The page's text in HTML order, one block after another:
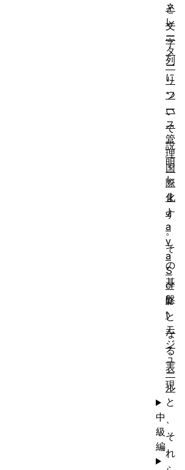
と
文
字
列
に
つ
い
て
説
明
し
ま
す
。
そ
の
基
盤
と
な
る
表
現
と
そ
れ
ネ
レ
ー
タ
ー
リ
ソ
ー
ス
管
理
国
際
化
J
a
v
a
S
cr
ip
t
モ
ジ
ュ
ー
ル
中
級
編